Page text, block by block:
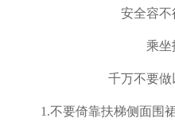
安全容不
乘坐
千万不要
1.不要倚靠扶梯侧面围